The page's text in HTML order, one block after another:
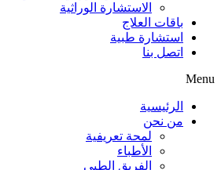
الاستشارة الوراثية
باقات العلاج
استشارة طبية
اتصل بنا
Menu
الرئيسية
من نحن
لمحة تعريفية
الأطباء
الفريق الطبي